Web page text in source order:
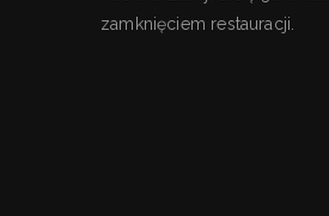
zamknięciem restauracji.